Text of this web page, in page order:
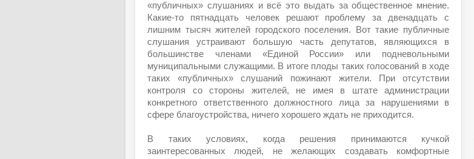
«публичных» слушаниях и всё это выдать за общественное мнение.
Какие-то пятнадцать человек решают проблему за двенадцать с
лишним тысяч жителей городского поселения. Вот такие публичные
слушания устраивают большую часть депутатов, являющихся в
большинстве членами «Единой России» или подневольными
муниципальными служащими. В итоге плоды таких голосований в ходе
таких «публичных» слушаний пожинают жители. При отсутствии
контроля со стороны жителей, не имея в штате администрации
конкретного ответственного должностного лица за нарушениями в
сфере благоустройства, ничего хорошего ждать не приходится.
В таких условиях, когда решения принимаются кучкой
заинтересованных людей, не желающих создавать комфортные